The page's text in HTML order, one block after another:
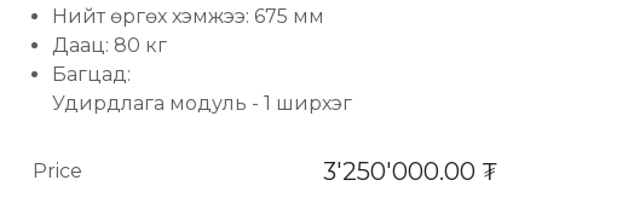
Нийт өргөх хэмжээ: 675 мм
Даац: 80 кг
Багцад:
Удирдлага модуль - 1 ширхэг
Price 3'250'000.00 ₮